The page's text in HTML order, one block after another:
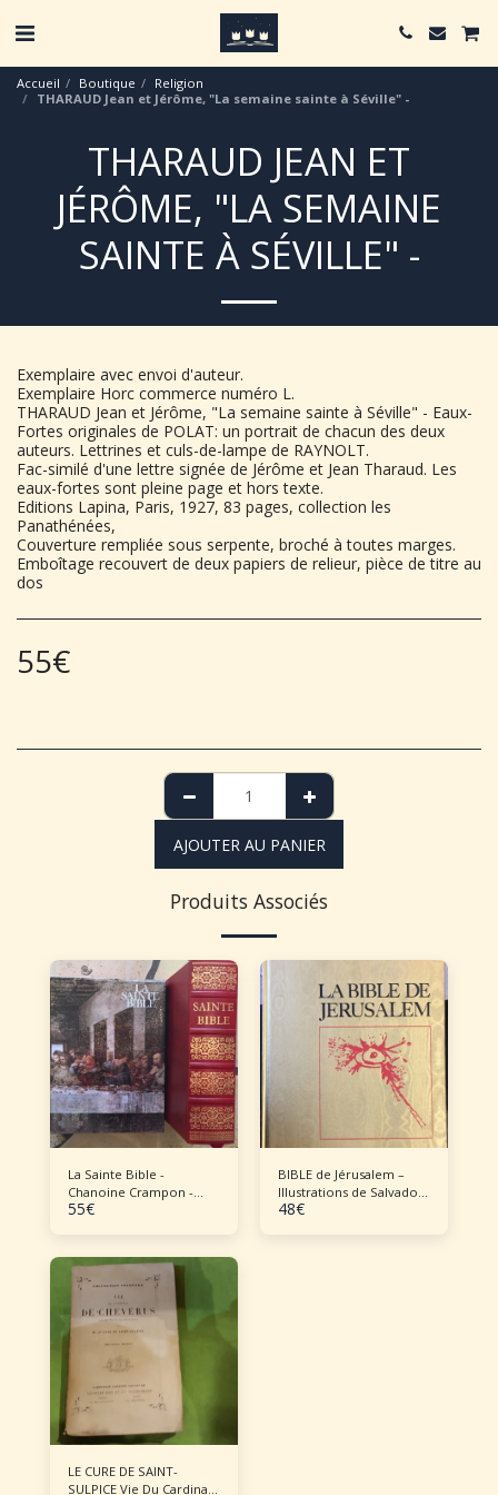
Accueil Boutique
Religion
THARAUD Jean et Jérôme, "La semaine sainte à Séville" -
THARAUD JEAN ET
JÉRÔME, "LA SEMAINE
SAINTE À SÉVILLE" -
Exemplaire avec envoi d'auteur.
Exemplaire Horc commerce numéro L.
THARAUD Jean et Jérôme, "La semaine sainte à Séville" - Eaux-
Fortes originales de POLAT: un portrait de chacun des deux
auteurs. Lettrines et culs-de-lampe de RAYNOLT.
Fac-similé d'une lettre signée de Jérôme et Jean Tharaud. Les
eaux-fortes sont pleine page et hors texte.
Editions Lapina, Paris, 1927, 83 pages, collection les
Panathénées,
Couverture rempliée sous serpente, broché à toutes marges.
Emboîtage recouvert de deux papiers de relieur, pièce de titre au
dos
55€
AJOUTER AU PANIER
Produits Associés
La Sainte Bible -
Chanoine Crampon -
1969
55€
BIBLE de Jérusalem –
Illustrations de Salvador
DALI
48€
LE CURE DE SAINT-
SULPICE Vie Du Cardinal